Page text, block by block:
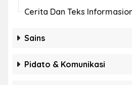
Cerita Dan Teks
Sains
Pidato & Komunikasi